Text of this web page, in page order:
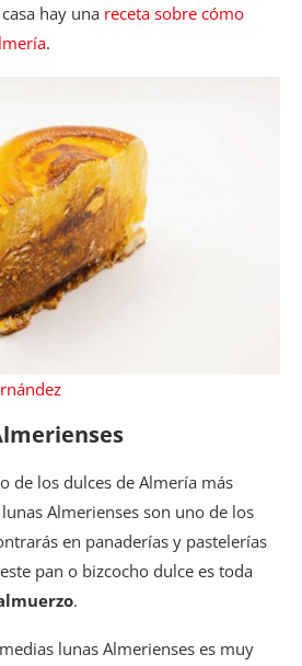
hay una receta sobre cómo
.
de los dulces de Almería más
Almerienses son uno de los
en panaderías y pastelerías
pan o bizcocho dulce es toda
.
lunas Almerienses es muy